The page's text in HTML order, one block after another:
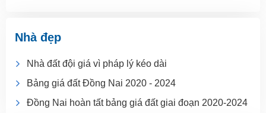
Nhà đẹp
Nhà đất đội giá vì pháp lý kéo dài
Bảng giá đất Đồng Nai 2020 - 2024
Đồng Nai hoàn tất bảng giá đất giai đoạn 2020-2024